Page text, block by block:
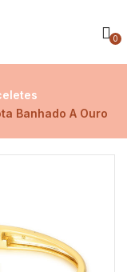
0
Banhado A Ouro